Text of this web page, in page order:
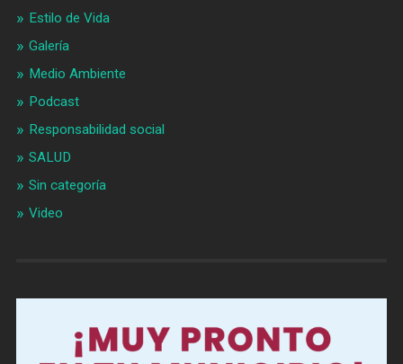
Estilo de Vida
Galería
Medio Ambiente
Podcast
Responsabilidad social
SALUD
Sin categoría
Video